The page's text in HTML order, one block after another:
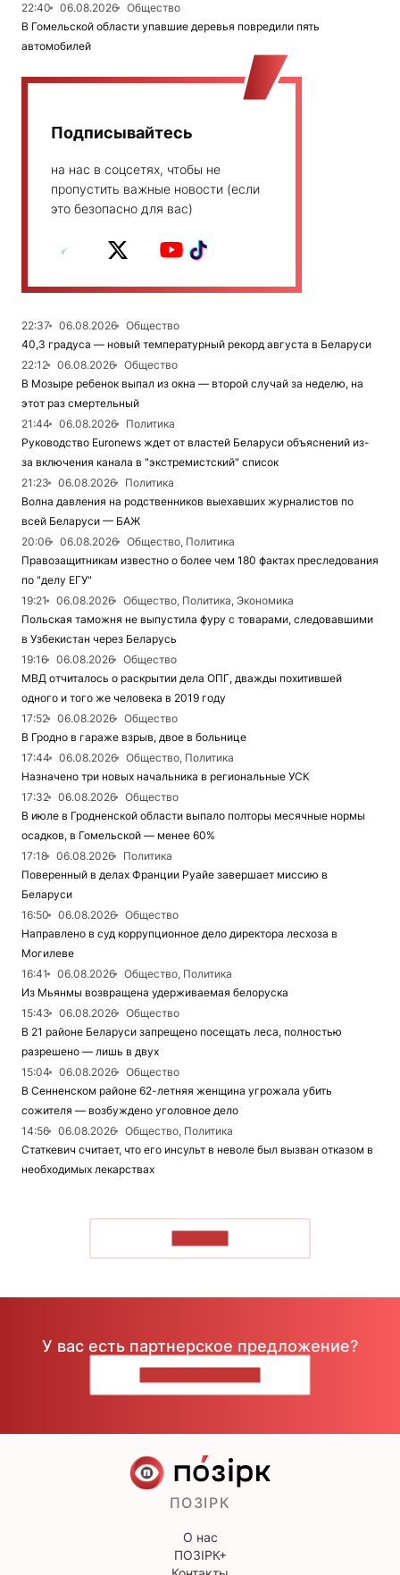
22:40
06.08.2026
Общество
В Гомельской области упавшие деревья повредили пять
автомобилей
Подписывайтесь
на нас в соцсетях, чтобы не
пропустить важные новости (если
это безопасно для вас)
22:37 06.08.2026
Общество
40,3 градуса — новый температурный рекорд августа в Беларуси
22:12
06.08.2026
Общество
В Мозыре ребенок выпал из окна — второй случай за неделю, на
этот раз смертельный
21:44
06.08.2026
Политика
Руководство Euronews ждет от властей Беларуси объяснений из-
за включения канала в "экстремистский" список
21:23
06.08.2026
Политика
Волна давления на родственников выехавших журналистов по
всей Беларуси — БАЖ
20:06
06.08.2026
Общество, Политика
Правозащитникам известно о более чем 180 фактах преследования
по "делу ЕГУ"
19:21
06.08.2026
Общество, Политика, Экономика
Польская таможня не выпустила фуру с товарами, следовавшими
в Узбекистан через Беларусь
19:16
06.08.2026
Общество
МВД отчиталось о раскрытии дела ОПГ, дважды похитившей
одного и того же человека в 2019 году
17:52
06.08.2026
Общество
В Гродно в гараже взрыв, двое в больнице
17:44
06.08.2026
Общество, Политика
Назначено три новых начальника в региональные УСК
17:32
06.08.2026
Общество
В июле в Гродненской области выпало полторы месячные нормы
осадков, в Гомельской — менее 60%
17:18
06.08.2026
Политика
Поверенный в делах Франции Руайе завершает миссию в
Беларуси
16:50
06.08.2026
Общество
Направлено в суд коррупционное дело директора лесхоза в
Могилеве
16:41
06.08.2026
Общество, Политика
Из Мьянмы возвращена удерживаемая белоруска
15:43
06.08.2026
Общество
В 21 районе Беларуси запрещено посещать леса, полностью
разрешено — лишь в двух
15:04
06.08.2026
Общество
В Сенненском районе 62-летняя женщина угрожала убить
сожителя — возбуждено уголовное дело
14:56
06.08.2026
Общество, Политика
Статкевич считает, что его инсульт в неволе был вызван отказом в
необходимых лекарствах
У вас есть партнерское предложение?
ПОЗІРК
О нас
ПОЗІРК+